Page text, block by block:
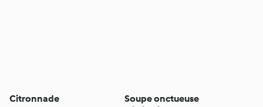
Citronnade
Soupe onctueuse